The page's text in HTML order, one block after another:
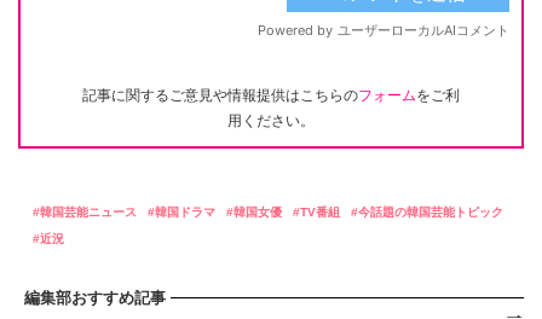
記事に関するご意見や情報提供はこちらのフォームをご利
用ください。
韓国芸能ニュース 韓国ドラマ 韓国女優 TV番組
今話題の韓国芸能トピック
近況
編集部おすすめ記事